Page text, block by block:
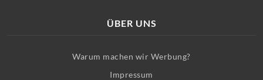
ÜBER UNS
Warum machen wir Werbung?
Impressum